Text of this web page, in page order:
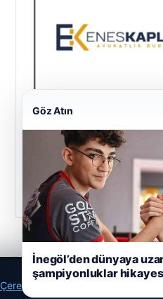
Enes Kaplan Avukatlık
28/04/2026
Çerez Politikamız
Göz Atın
İnegöl’den dünyaya
şampiyonluklar